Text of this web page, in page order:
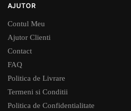
AJUTOR
Contul Meu
Ajutor Clienti
Contact
FAQ
Politica de Livrare
Termeni si Conditii
Politica de Confidentialitate